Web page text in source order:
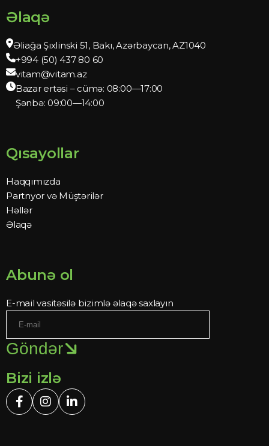
Əlaqə
Əliağa Şıxlinski 51, Bakı, Azərbaycan, AZ1040
+994 (50) 437 80 60
vitam@vitam.az
Bazar ertəsi – cümə: 08:00—17:00
Şənbə: 09:00—14:00
Qısayollar
Haqqımızda
Partnyor və Müştərilər
Həllər
Əlaqə
Abunə ol
E-mail vasitəsilə bizimlə əlaqə saxlayın
Göndər
Bizi izlə